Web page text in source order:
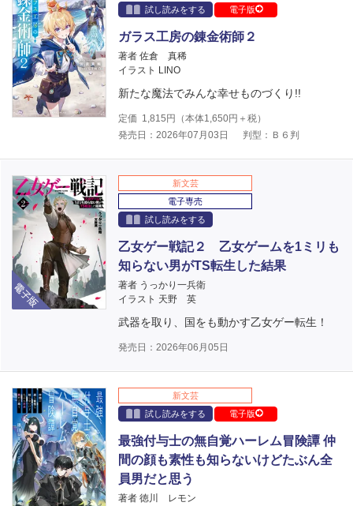
試し読みをする
電子版
ガラス工房の錬金術師２
著者 佐倉 真稀
イラスト LINO
新たな魔法でみんな幸せものづくり!!
定価 1,815 円（本体1,650円＋税）
発売日：2026年07月03日
判型：Ｂ６判
電子版
新文芸
電子専売
試し読みをする
乙女ゲー戦記２ 乙女ゲームを1ミリも
知らない男がTS転生した結果
著者 うっかり一兵衛
イラスト 天野 英
武器を取り、国をも動かす乙女ゲー転生！
発売日：2026年06月05日
新文芸
試し読みをする
電子版
最強付与士の無自覚ハーレム冒険譚 仲
間の顔も素性も知らないけどたぶん全
員男だと思う
著者 徳川 レモン